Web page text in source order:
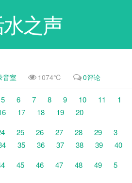
之声
音室 1074℃ 0评论
5 6 7 8 9 10 11
1
17 18 19
20
25 26 27 28 29
3
35 36 37 38 39
40
45 46 47 48 49
5